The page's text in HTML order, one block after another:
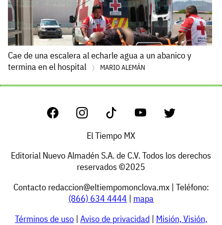
Cae de una escalera al echarle agua a un abanico y
termina en el hospital
MARIO ALEMÁN
El Tiempo MX
Editorial Nuevo Almadén S.A. de C.V. Todos los derechos
reservados ©2025
Contacto redaccion@eltiempomonclova.mx| Teléfono:
(866) 634 4444 | mapa
Términos de uso | Aviso de privacidad | Misión, Visión,